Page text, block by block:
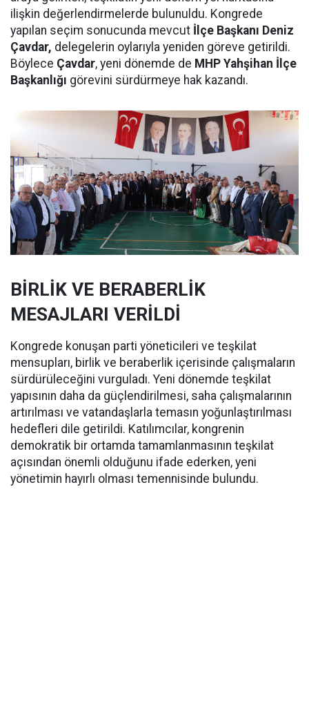
ilişkin değerlendirmelerde bulunuldu. Kongrede
yapılan seçim sonucunda mevcut İlçe Başkanı Deniz
Çavdar, delegelerin oylarıyla yeniden göreve getirildi.
Böylece Çavdar, yeni dönemde de MHP Yahşihan İlçe
Başkanlığı görevini sürdürmeye hak kazandı.
BİRLİK VE BERABERLİK
MESAJLARI VERİLDİ
Kongrede konuşan parti yöneticileri ve teşkilat
mensupları, birlik ve beraberlik içerisinde çalışmaların
sürdürüleceğini vurguladı. Yeni dönemde teşkilat
yapısının daha da güçlendirilmesi, saha çalışmalarının
artırılması ve vatandaşlarla temasın yoğunlaştırılması
hedefleri dile getirildi. Katılımcılar, kongrenin
demokratik bir ortamda tamamlanmasının teşkilat
açısından önemli olduğunu ifade ederken, yeni
yönetimin hayırlı olması temennisinde bulundu.